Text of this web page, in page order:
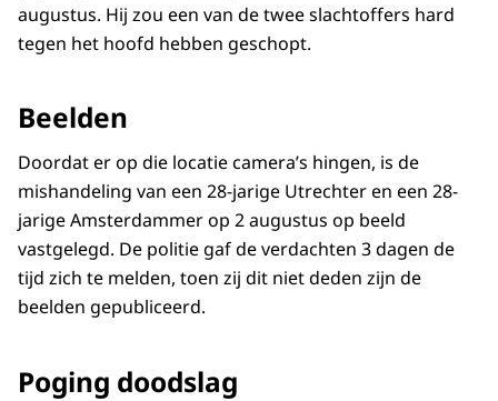
augustus. Hij zou een van de twee slachtoffers hard
tegen het hoofd hebben geschopt.
Beelden
Doordat er op die locatie camera’s hingen, is de
mishandeling van een 28-jarige Utrechter en een 28-
jarige Amsterdammer op 2 augustus op beeld
vastgelegd. De politie gaf de verdachten 3 dagen de
tijd zich te melden, toen zij dit niet deden zijn de
beelden gepubliceerd.
Poging doodslag